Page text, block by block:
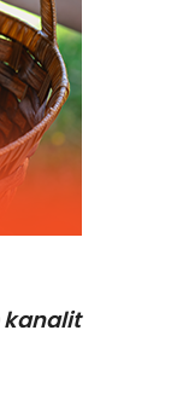
kanalit